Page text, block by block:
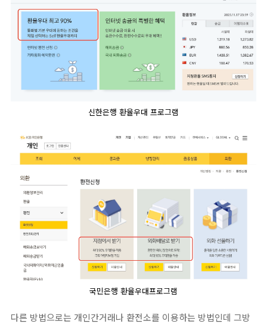
신한은행 환율우대 프로그램
국민은행 환율우대프로그램
다른 방법으로는 개인간거래나 환전소를 이용하는 방법인데 그방